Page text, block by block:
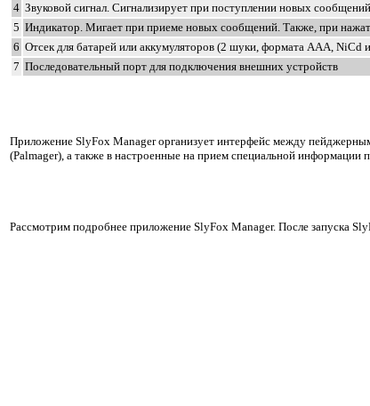
4 Звуковой сигнал. Сигнализирует при поступлении новых
5 Индикатор. Мигает при приеме новых сообщений. Также, при
6 Отсек для батарей или аккумуляторов (2 шуки, формата AAA, NiCd
7 Последовательный порт для подключения внешних устройств
Приложение SlyFox Manager организует интерфейс между
(Palmager), а также в настроенные на прием специальной информации
Рассмотрим подробнее приложение SlyFox Manager. После запуска